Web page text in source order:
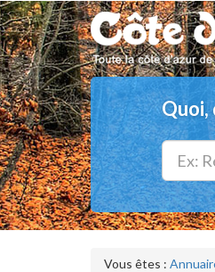
Quoi,
Vous êtes :